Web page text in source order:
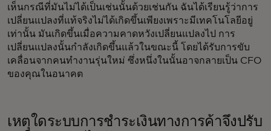
เห็นกรณีที่มันไม่ได้เป็นเช่นนั้นด้วยเช่นกัน ฉันได้เรียนรู้ว่าการ
เปลี่ยนแปลงที่แท้จริงไม่ได้เกิดขึ้นเพียงเพราะมีเทคโนโลยีอยู่
เท่านั้น มันเกิดขึ้นเมื่อความคาดหวังเปลี่ยนแปลงไป การ
เปลี่ยนแปลงนั้นกำลังเกิดขึ้นแล้วในขณะนี้ โดยได้รับการขับ
เคลื่อนจากคนทำงานรุ่นใหม่ ซึ่งหนึ่งในนั้นอาจกลายเป็น CFO
ของคุณในอนาคต
เหตุใดระบบการชำระเงินทางการค้าจึงปรับ